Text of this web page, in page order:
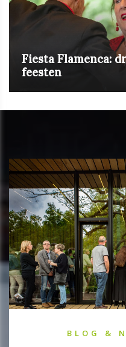
Fiesta Flamenca:
feesten
BLOG &